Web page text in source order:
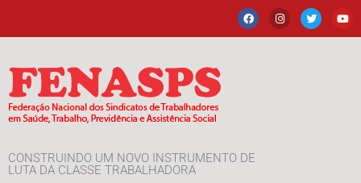
CONSTRUINDO UM NOVO INSTRUMENTO DE
LUTA DA CLASSE TRABALHADORA